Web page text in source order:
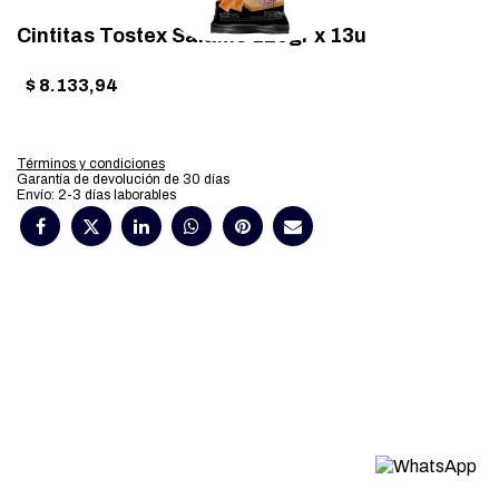
Cintitas Tostex Salame 125gr x 13u
$ 8.133,94
Términos y condiciones
Garantía de devolución de 30 días
Envío: 2-3 días laborables